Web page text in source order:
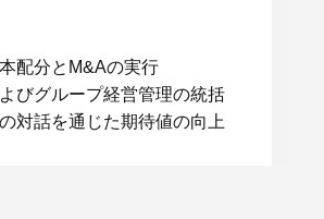
配分とM&Aの実行
びグループ経営管理の統括
対話を通じた期待値の向上